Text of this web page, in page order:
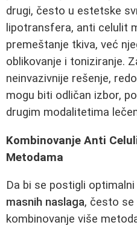
drugi, često u estetske
lipotransfera, anti celulit
premeštanje tkiva, već
oblikovanje i toniziranje.
neinvazivnije rešenje,
mogu biti odličan izbor,
drugim modalitetima
Kombinovanje Anti
Metodama
Da bi se postigli
masnih naslaga, često se
kombinovanje više